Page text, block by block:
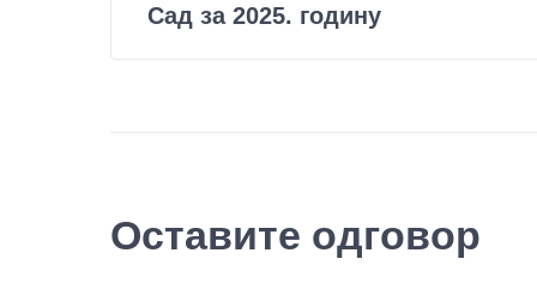
Сад за 2025. годину
Оставите одговор